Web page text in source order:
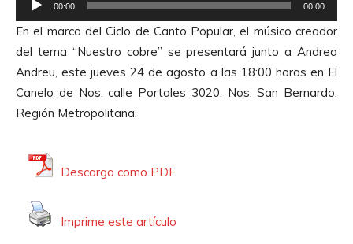
e
p
r
o
d
u
00:00 00:00
En el marco del Ciclo de Canto Popular, el músico creador
del tema “Nuestro cobre” se presentará junto a Andrea
Andreu, este jueves 24 de agosto a las 18:00 horas en El
Canelo de Nos, calle Portales 3020, Nos, San Bernardo,
Región Metropolitana.
Descarga como PDF
Imprime este artículo